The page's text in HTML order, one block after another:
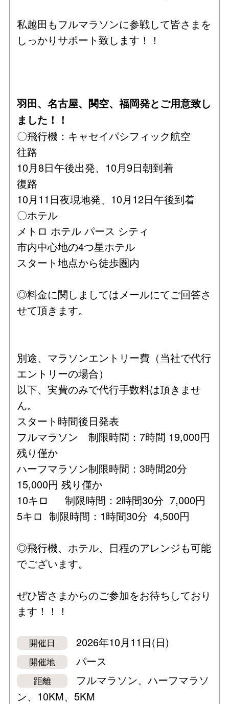
私越田もフルマラソンに参戦して皆さまを
しっかりサポート致します！！
羽田、名古屋、関空、福岡発とご用意致し
ました！！
〇飛行機：キャセイパシフィック航空
往路
10月8日午後出発、10月9日朝到着
復路
10月11日夜現地発、10月12日午後到着
〇ホテル
メトロ ホテル パース シティ
市内中心地の4つ星ホテル
スタート地点から徒歩圏内
◎料金に関しましてはメールにてご回答さ
せて頂きます。
別途、マラソンエントリー費（当社で代行
エントリーの場合）
以下、実費のみで代行手数料は頂きませ
ん。
スタート時間後日発表
フルマラソン 制限時間：7時間 19,000円
残り僅か
ハーフマラソン制限時間：3時間20分
15,000円 残り僅か
10キロ 制限時間：2時間30分 7,000円
5キロ 制限時間：1時間30分 4,500円
◎飛行機、ホテル、日程のアレンジも可能
でございます。
ぜひ皆さまからのご参加をお待ちしており
ます！！！
開催日 2026年10月11日(日)
開催地 パース
距離
フルマラソン、ハーフマラソ
ン、10KM、5KM